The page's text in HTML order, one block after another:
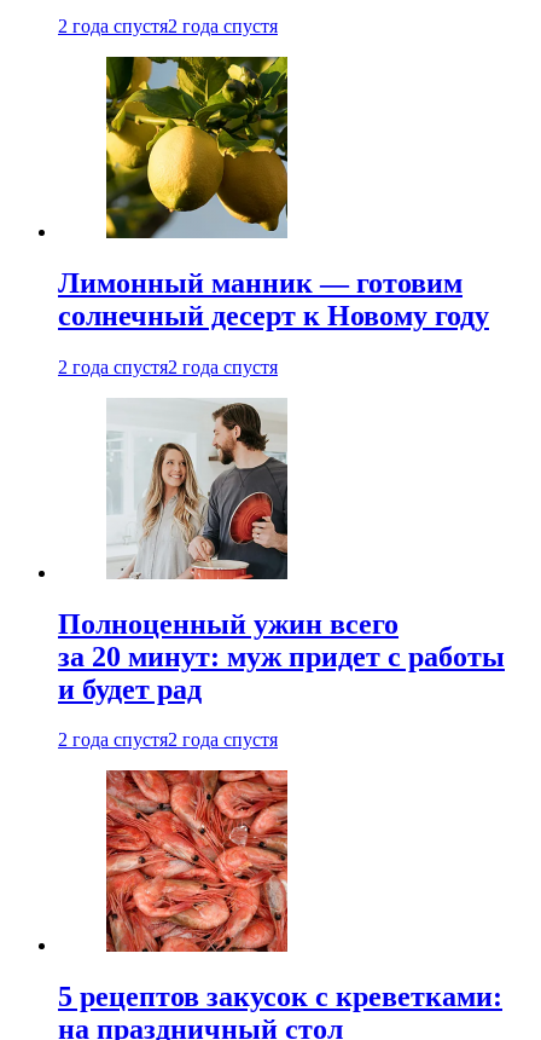
2 года спустя2 года спустя
Лимонный манник — готовим
солнечный десерт к Новому году
2 года спустя2 года спустя
Полноценный ужин всего
за 20 минут: муж придет с работы
и будет рад
2 года спустя2 года спустя
5 рецептов закусок с креветками:
на праздничный стол